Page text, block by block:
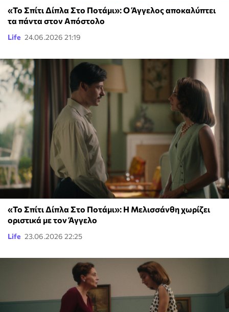
«Το Σπίτι Δίπλα Στο Ποτάμι»: O Άγγελος αποκαλύπτει
τα πάντα στον Απόστολο
Life 24.06.2026 21:19
«Το Σπίτι Δίπλα Στο Ποτάμι»: Η Μελισσάνθη χωρίζει
οριστικά με τον Άγγελο
Life 23.06.2026 22:25